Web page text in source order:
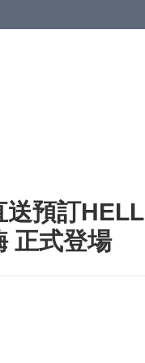
送預訂
正式登場